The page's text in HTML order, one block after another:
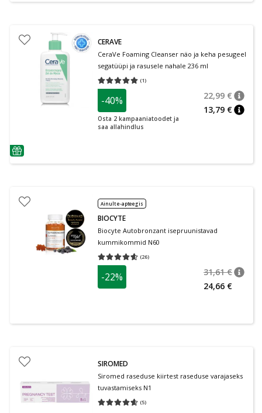
nõuanne
CERAVE
CeraVe Foaming Cleanser näo ja keha pesugeel
segatüüpi ja rasusele nahale 236 ml
(1)
Keskmine hinnang 5.00
-40%
Osta 2 kampaaniatoodet ja
saa allahindlus
22,99 €
13,79 €
Ainult e-apteegis
BIOCYTE
Biocyte Autobronzant isepruunistavad
kummikommid N60
(26)
Keskmine hinnang 4.58
-22% 31,61 €
24,66 €
SIROMED
Siromed raseduse kiirtest raseduse varajaseks
tuvastamiseks N1
(5)
Keskmine hinnang 4.60